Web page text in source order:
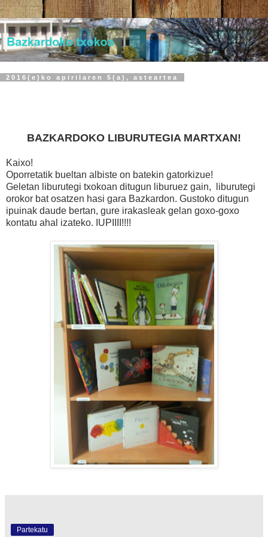
2016(e)ko apirilaren 5(a), asteartea
BAZKARDOKO LIBURUTEGIA MARTXAN!
Kaixo!
Oporretatik bueltan albiste on batekin gatorkizue!
Geletan liburutegi txokoan ditugun liburuez gain, liburutegi
orokor bat osatzen hasi gara Bazkardon. Gustoko ditugun
ipuinak daude bertan, gure irakasleak gelan goxo-goxo
kontatu ahal izateko. IUPIIII!!!!
Partekatu